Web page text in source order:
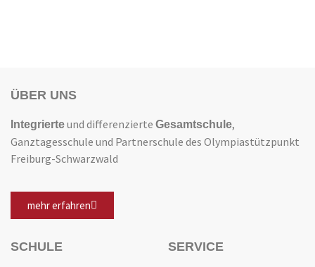
ÜBER UNS
Integrierteund differenzierte Gesamtschule,
Ganztagesschule und Partnerschule des Olympiastützpunkt
Freiburg-Schwarzwald
mehr erfahren
SCHULE SERVICE